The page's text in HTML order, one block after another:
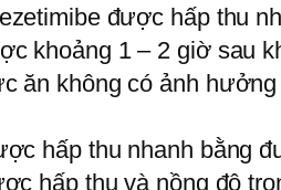
được hấp thu
khoảng 1 – 2 giờ sau
ăn không có ảnh
hấp thu nhanh bằng
hấp thu và nồng độ